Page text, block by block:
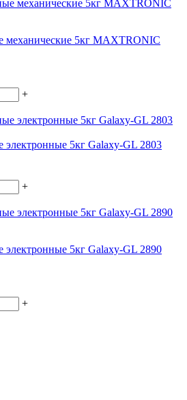
механические 5кг MAXTRONIC
+
5кг Galaxy-GL 2803
+
5кг Galaxy-GL 2890
+